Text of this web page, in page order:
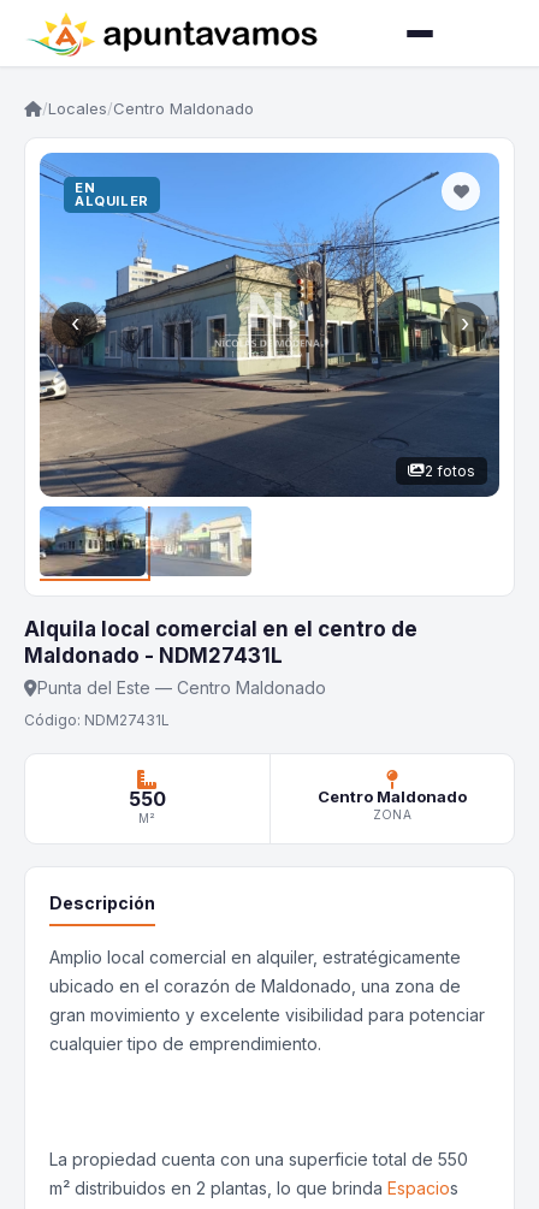
/Locales/Centro Maldonado
‹ ›
EN
ALQUILER
2 fotos
Alquila local comercial en el centro de
Maldonado - NDM27431L
Punta del Este — Centro Maldonado
Código: NDM27431L
550
M²
Centro Maldonado
ZONA
Descripción
Amplio local comercial en alquiler, estratégicamente
ubicado en el corazón de Maldonado, una zona de
gran movimiento y excelente visibilidad para potenciar
cualquier tipo de emprendimiento.
La propiedad cuenta con una superficie total de 550
m² distribuidos en 2 plantas, lo que brinda Espacios